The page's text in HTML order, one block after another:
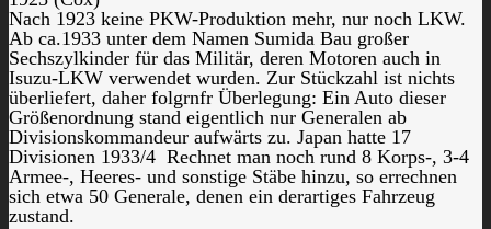
Nach 1923 keine PKW-Produktion mehr, nur noch LKW.
Ab ca.1933 unter dem Namen Sumida Bau großer
Sechszylkinder für das Militär, deren Motoren auch in
Isuzu-LKW verwendet wurden. Zur Stückzahl ist nichts
überliefert, daher folgrnfr Überlegung: Ein Auto dieser
Größenordnung stand eigentlich nur Generalen ab
Divisionskommandeur aufwärts zu. Japan hatte 17
Divisionen 1933/4 Rechnet man noch rund 8 Korps-, 3-4
Armee-, Heeres- und sonstige Stäbe hinzu, so errechnen
sich etwa 50 Generale, denen ein derartiges Fahrzeug
zustand.